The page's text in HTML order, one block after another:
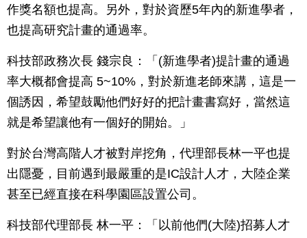
作獎名額也提高。另外，對於資歷5年內的新進學者，
也提高研究計畫的通過率。
科技部政務次長 錢宗良：「(新進學者)提計畫的通過
率大概都會提高 5~10%，對於新進老師來講，這是一
個誘因，希望鼓勵他們好好的把計畫書寫好，當然這
就是希望讓他有一個好的開始。」
對於台灣高階人才被對岸挖角，代理部長林一平也提
出隱憂，目前遇到最嚴重的是IC設計人才，大陸企業
甚至已經直接在科學園區設置公司。
科技部代理部長 林一平：「以前他們(大陸)招募人才